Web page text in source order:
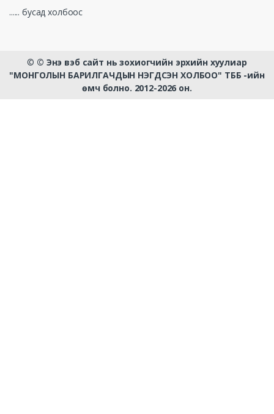
...... бусад холбоос
© © Энэ вэб сайт нь зохиогчийн эрхийн хуулиар
"МОНГОЛЫН БАРИЛГАЧДЫН НЭГДСЭН ХОЛБОО" ТББ -ийн
өмч болно. 2012-2026 он.